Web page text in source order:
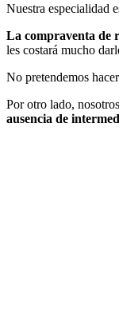
Nuestra especialidad
La compraventa de
les costará mucho
No pretendemos
Por otro lado,
ausencia de